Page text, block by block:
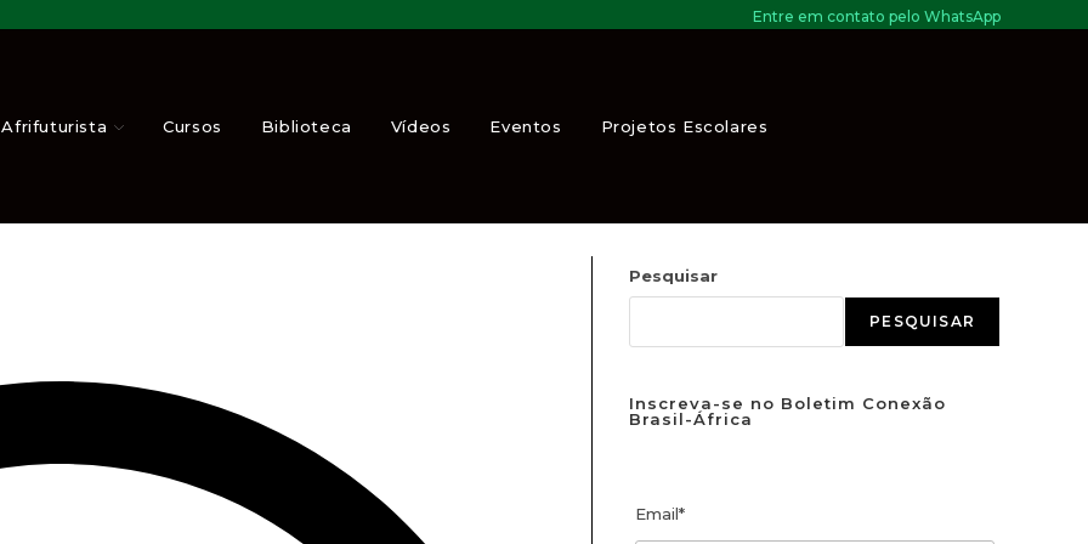
Entre em contato pelo WhatsApp
Afrifuturista Cursos Biblioteca Vídeos Eventos Projetos Escolares
“Monumento da Renascença Africana”.
Pesquisar
PESQUISAR
Inscreva-se no Boletim Conexão
Brasil-África
Email*